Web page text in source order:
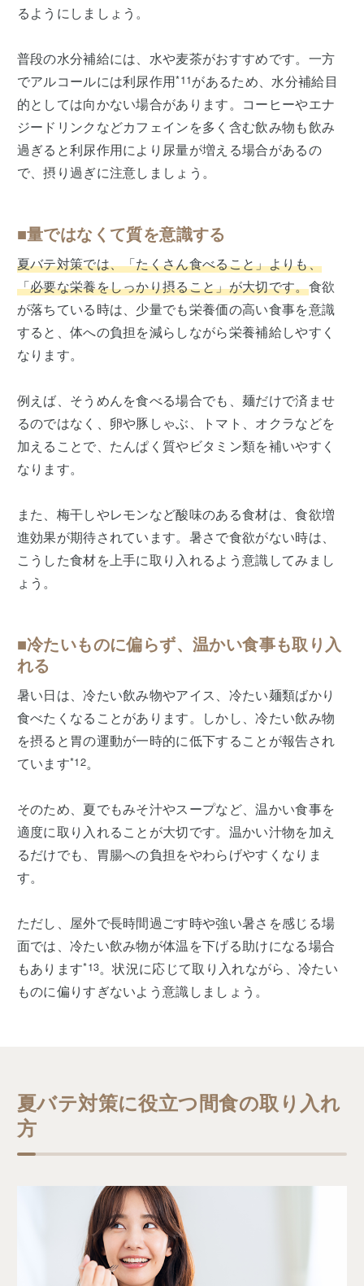
るようにしましょう。
普段の水分補給には、水や麦茶がおすすめです。一方
でアルコールには利尿作用*11があるため、水分補給目
的としては向かない場合があります。コーヒーやエナ
ジードリンクなどカフェインを多く含む飲み物も飲み
過ぎると利尿作用により尿量が増える場合があるの
で、摂り過ぎに注意しましょう。
■量ではなくて質を意識する
夏バテ対策では、「たくさん食べること」よりも、
「必要な栄養をしっかり摂ること」が大切です。食欲
が落ちている時は、少量でも栄養価の高い食事を意識
すると、体への負担を減らしながら栄養補給しやすく
なります。
例えば、そうめんを食べる場合でも、麺だけで済ませ
るのではなく、卵や豚しゃぶ、トマト、オクラなどを
加えることで、たんぱく質やビタミン類を補いやすく
なります。
また、梅干しやレモンなど酸味のある食材は、食欲増
進効果が期待されています。暑さで食欲がない時は、
こうした食材を上手に取り入れるよう意識してみまし
ょう。
■冷たいものに偏らず、温かい食事も取り入
れる
暑い日は、冷たい飲み物やアイス、冷たい麺類ばかり
食べたくなることがあります。しかし、冷たい飲み物
を摂ると胃の運動が一時的に低下することが報告され
ています*12。
そのため、夏でもみそ汁やスープなど、温かい食事を
適度に取り入れることが大切です。温かい汁物を加え
るだけでも、胃腸への負担をやわらげやすくなりま
す。
ただし、屋外で長時間過ごす時や強い暑さを感じる場
面では、冷たい飲み物が体温を下げる助けになる場合
もあります*13。状況に応じて取り入れながら、冷たい
ものに偏りすぎないよう意識しましょう。
夏バテ対策に役立つ間食の取り入れ
方